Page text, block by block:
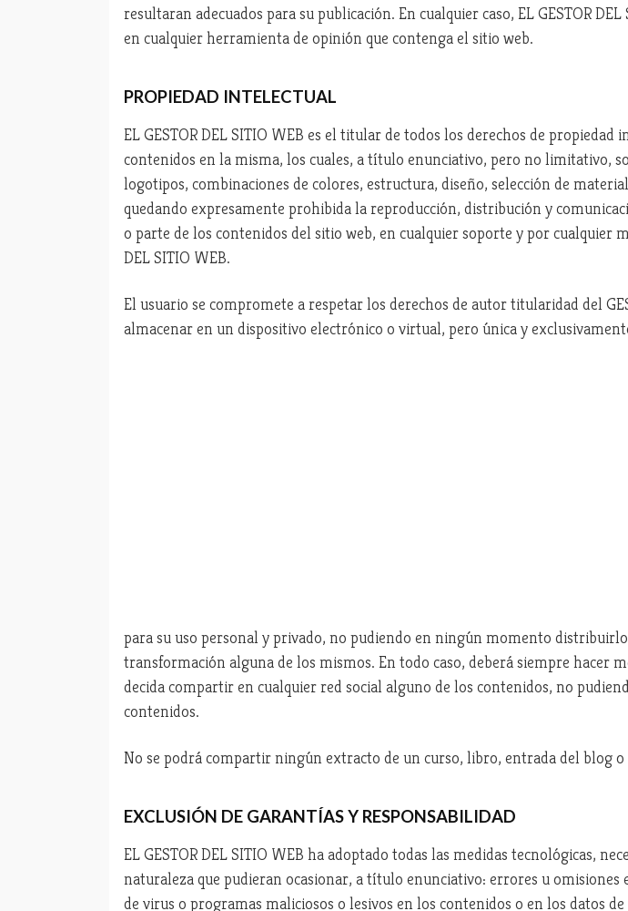
resultaran adecuados para su publicación. En cualquier caso, EL GESTOR
en cualquier herramienta de opinión que contenga el sitio web.
PROPIEDAD INTELECTUAL
EL GESTOR DEL SITIO WEB es el titular de todos los derechos de
contenidos en la misma, los cuales, a título enunciativo, pero no limitativo,
logotipos, combinaciones de colores, estructura, diseño, selección de
quedando expresamente prohibida la reproducción, distribución y
o parte de los contenidos del sitio web, en cualquier soporte y por cualquier
DEL SITIO WEB.
El usuario se compromete a respetar los derechos de autor titularidad del
almacenar en un dispositivo electrónico o virtual, pero única y
para su uso personal y privado, no pudiendo en ningún momento
transformación alguna de los mismos. En todo caso, deberá siempre hacer
decida compartir en cualquier red social alguno de los contenidos, no
contenidos.
No se podrá compartir ningún extracto de un curso, libro, entrada del blog
EXCLUSIÓN DE GARANTÍAS Y RESPONSABILIDAD
EL GESTOR DEL SITIO WEB ha adoptado todas las medidas tecnológicas,
naturaleza que pudieran ocasionar, a título enunciativo: errores u
de virus o programas maliciosos o lesivos en los contenidos o en los datos